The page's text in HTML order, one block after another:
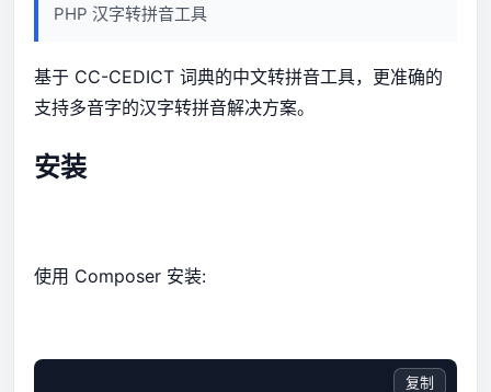
PHP 汉字转拼音工具
基于 CC-CEDICT 词典的中文转拼音工具，更准确的
支持多音字的汉字转拼音解决方案。
安装
使用 Composer 安装:
复制